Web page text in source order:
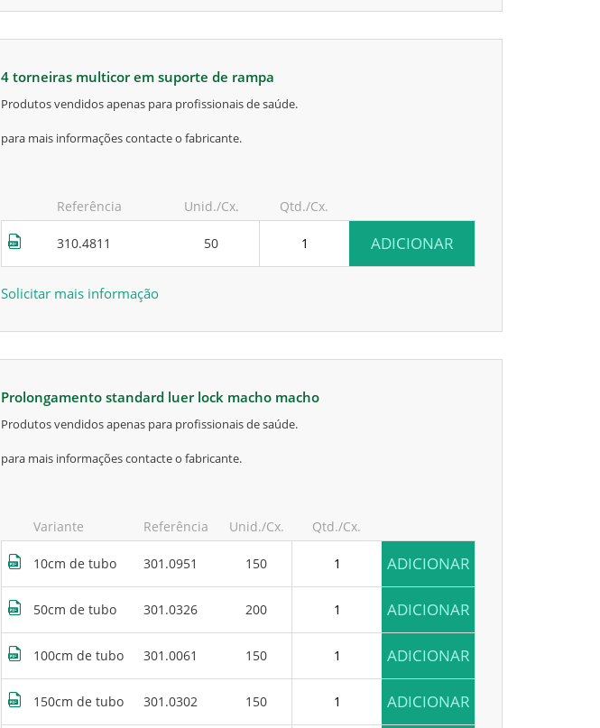
4 torneiras multicor em suporte de rampa
produtos vendidos apenas para profissionais de saúde.
para mais informações contacte o fabricante.
Referência Unid./Cx. Qtd./Cx.
310.4811 50 ADICIONAR
Solicitar mais informação
prolongamento standard luer lock macho macho
produtos vendidos apenas para profissionais de saúde.
para mais informações contacte o fabricante.
Variante Referência Unid./Cx. Qtd./Cx.
10cm de tubo 301.0951 150 ADICIONAR
50cm de tubo 301.0326 200 ADICIONAR
100cm de tubo 301.0061 150 ADICIONAR
150cm de tubo 301.0302 150 ADICIONAR